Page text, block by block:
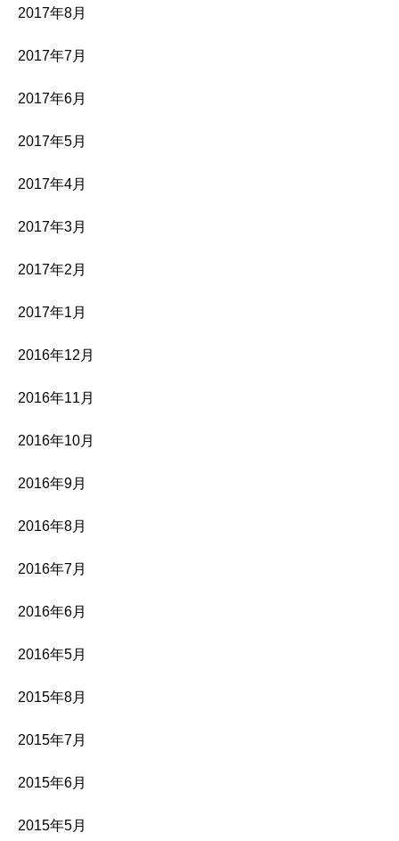
2017年8月
2017年7月
2017年6月
2017年5月
2017年4月
2017年3月
2017年2月
2017年1月
2016年12月
2016年11月
2016年10月
2016年9月
2016年8月
2016年7月
2016年6月
2016年5月
2015年8月
2015年7月
2015年6月
2015年5月